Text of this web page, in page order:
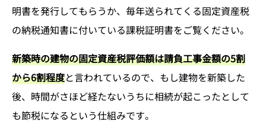
明書を発行してもらうか、毎年送られてくる固定資産税
の納税通知書に付いている課税証明書をご覧ください。
新築時の建物の固定資産税評価額は請負工事金額の5割
から6割程度と言われているので、もし建物を新築した
後、時間がさほど経たないうちに相続が起こったとして
も節税になるという仕組みです。